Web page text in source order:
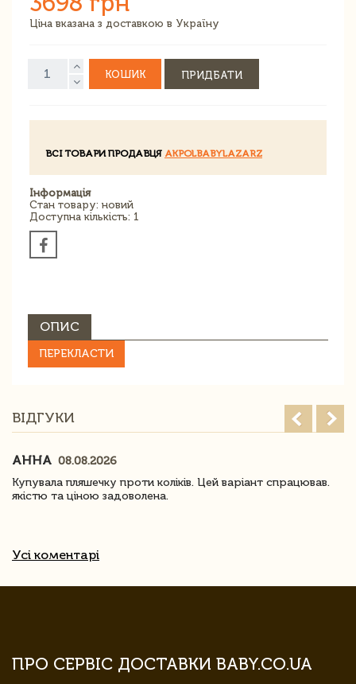
Ціна вказана з доставкою в Україну
КОШИК ПРИДБАТИ
ВСІ ТОВАРИ ПРОДАВЦЯ AKPOLBABYLAZARZ
Інформація
Стан товару: новий
Доступна кількість: 1
ОПИС
ПЕРЕКЛАСТИ
ВІДГУКИ
АННА 08.08.2026
Купувала пляшечку проти коліків. Цей варіант спрацював.
якістю та ціною задоволена.
Усі коментарі
ПРО СЕРВІС ДОСТАВКИ BABY.CO.UA